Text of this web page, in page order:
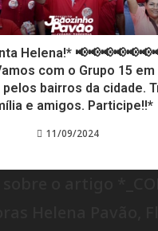
Helena!*
com o Grupo 15
bairros da cidade.
e amigos. Participe!!*
11/09/2024